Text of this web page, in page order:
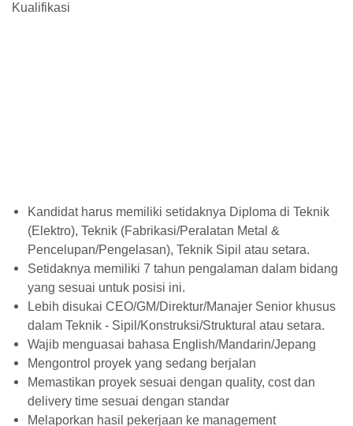
Kualifikasi
Kandidat harus memiliki setidaknya Diploma di Teknik
(Elektro), Teknik (Fabrikasi/Peralatan Metal &
Pencelupan/Pengelasan), Teknik Sipil atau setara.
Setidaknya memiliki 7 tahun pengalaman dalam bidang
yang sesuai untuk posisi ini.
Lebih disukai CEO/GM/Direktur/Manajer Senior khusus
dalam Teknik - Sipil/Konstruksi/Struktural atau setara.
Wajib menguasai bahasa English/Mandarin/Jepang
Mengontrol proyek yang sedang berjalan
Memastikan proyek sesuai dengan quality, cost dan
delivery time sesuai dengan standar
Melaporkan hasil pekerjaan ke management